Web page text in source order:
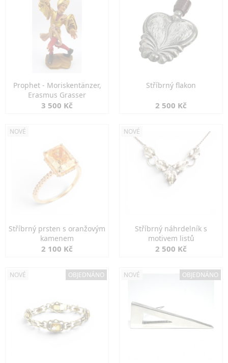
Prophet - Moriskentänzer,
Erasmus Grasser
3 500 Kč
Stříbrný flakon
2 500 Kč
NOVÉ
Stříbrný prsten s oranžovým
kamenem
2 100 Kč
NOVÉ
Stříbrný náhrdelník s
motivem listů
2 500 Kč
NOVÉ OBJEDNÁNO NOVÉ OBJEDNÁNO